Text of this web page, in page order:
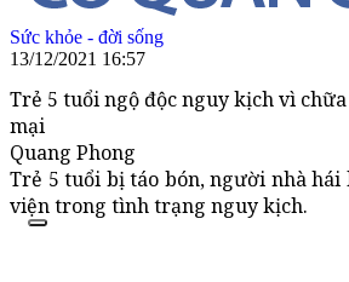
Sức khỏe - đời sống
13/12/2021 16:57
Trẻ 5 tuổi ngộ độc nguy kịch vì
mại
Quang Phong
Trẻ 5 tuổi bị táo bón, người nhà
viện trong tình trạng nguy kịch.